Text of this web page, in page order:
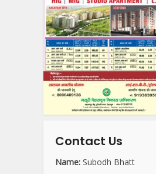
Contact Us
Name: Subodh Bhatt